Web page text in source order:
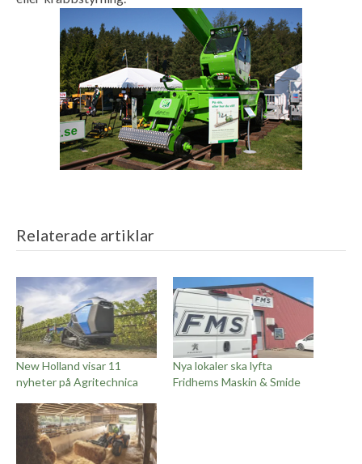
Relaterade artiklar
New Holland visar 11
nyheter på Agritechnica
Nya lokaler ska lyfta
Fridhems Maskin & Smide